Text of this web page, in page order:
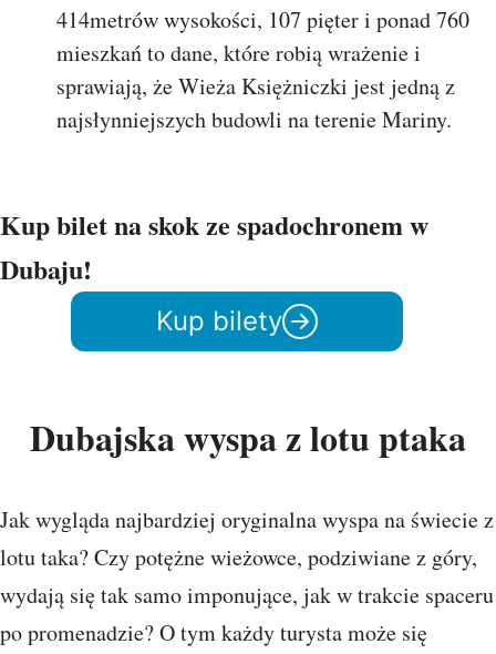
414metrów wysokości, 107 pięter i ponad 760
mieszkań to dane, które robią wrażenie i
sprawiają, że Wieża Księżniczki jest jedną z
najsłynniejszych budowli na terenie Mariny.
Kup bilet na skok ze spadochronem w
Dubaju!
Kup bilety
Dubajska wyspa z lotu ptaka
Jak wygląda najbardziej oryginalna wyspa na świecie z
lotu taka? Czy potężne wieżowce, podziwiane z góry,
wydają się tak samo imponujące, jak w trakcie spaceru
po promenadzie? O tym każdy turysta może się